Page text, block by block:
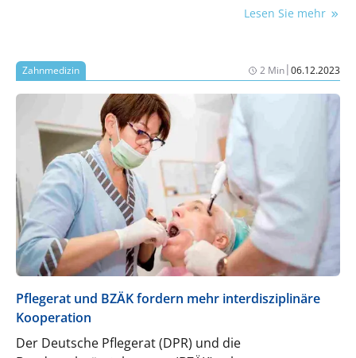
Selbstbehandlung, Kontrollverlust und wachsender
Lesen Sie mehr
Zahnmedizin 2 Min|06.12.2023
Pflegerat und BZÄK fordern mehr interdisziplinäre
Kooperation
Der Deutsche Pflegerat (DPR) und die